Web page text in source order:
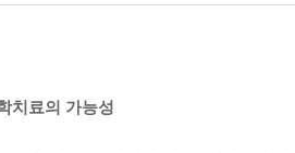
치료의 가능성